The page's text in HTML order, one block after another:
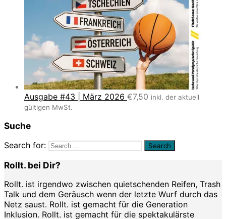
Ausgabe #43 | März 2026 €7,50 inkl. der aktuell
gültigen MwSt.
Suche
Search for:
Rollt. bei Dir?
Rollt. ist irgendwo zwischen quietschenden Reifen, Trash
Talk und dem Geräusch wenn der letzte Wurf durch das
Netz saust. Rollt. ist gemacht für die Generation
Inklusion. Rollt. ist gemacht für die spektakulärste